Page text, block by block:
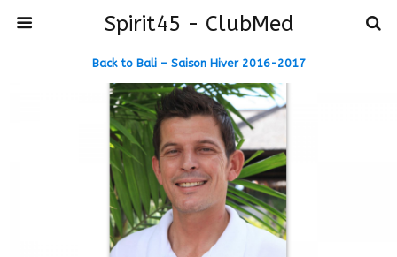
Spirit45 - ClubMed
Back to Bali – Saison Hiver 2016-2017